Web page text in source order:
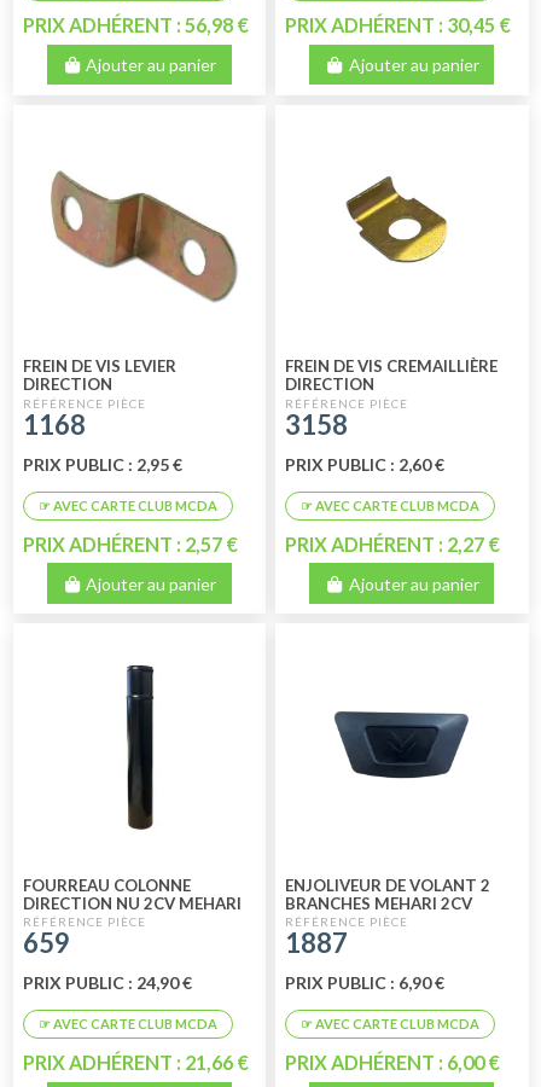
PRIX ADHÉRENT : 56,98 €
Ajouter au panier
PRIX ADHÉRENT : 30,45 €
Ajouter au panier
FREIN DE VIS LEVIER
DIRECTION
1168
PRIX PUBLIC : 2,95 €
PRIX ADHÉRENT : 2,57 €
Ajouter au panier
FREIN DE VIS CREMAILLIÈRE
DIRECTION
3158
PRIX PUBLIC : 2,60 €
PRIX ADHÉRENT : 2,27 €
Ajouter au panier
FOURREAU COLONNE
DIRECTION NU 2CV MEHARI
659
PRIX PUBLIC : 24,90 €
PRIX ADHÉRENT : 21,66 €
ENJOLIVEUR DE VOLANT 2
BRANCHES MEHARI 2CV
1887
PRIX PUBLIC : 6,90 €
PRIX ADHÉRENT : 6,00 €